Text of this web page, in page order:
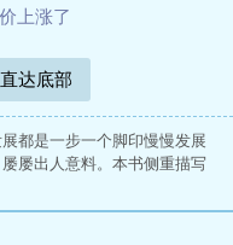
上涨了
直达底部
都是一步一个脚印慢慢发展
屡出人意料。本书侧重描写